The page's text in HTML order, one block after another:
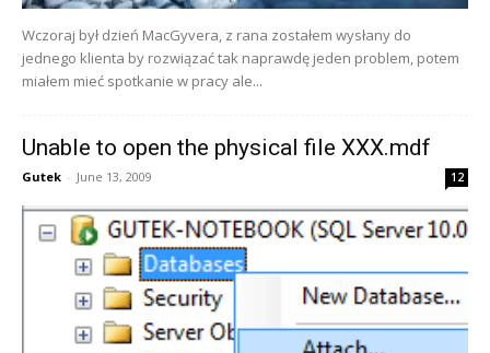
Wczoraj był dzień MacGyvera, z rana zostałem wysłany do
jednego klienta by rozwiązać tak naprawdę jeden problem, potem
miałem mieć spotkanie w pracy ale...
Unable to open the physical file XXX.mdf
Gutek - June 13, 2009 12